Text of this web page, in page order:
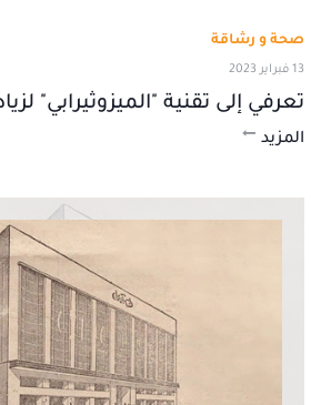
صحة و رشاقة
13 فبراير 2023
تعرفي إلى تقنية "الميزوثيرابي"
المزيد